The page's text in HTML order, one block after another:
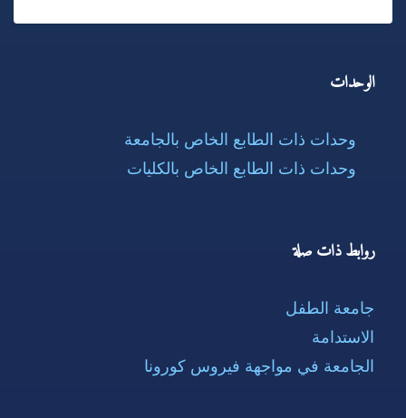
الوحدات
وحدات ذات الطابع الخاص بالجامعة
وحدات ذات الطابع الخاص بالكليات
روابط ذات صلة
جامعة الطفل
الاستدامة
الجامعة في مواجهة فيروس كورونا